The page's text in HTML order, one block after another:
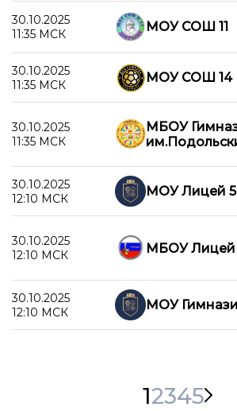
30.10.2025
11:35 МСК
МОУ СОШ 11
30.10.2025
11:35 МСК
МОУ СОШ 14
30.10.2025
11:35 МСК
МБОУ
30.10.2025
12:10 МСК
МОУ Лицей 5
30.10.2025
12:10 МСК
МБОУ Лицей
30.10.2025
12:10 МСК
МОУ
12345